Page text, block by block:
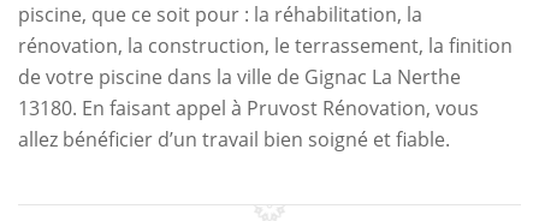
piscine, que ce soit pour : la réhabilitation, la
rénovation, la construction, le terrassement, la finition
de votre piscine dans la ville de Gignac La Nerthe
13180. En faisant appel à Pruvost Rénovation, vous
allez bénéficier d’un travail bien soigné et fiable.